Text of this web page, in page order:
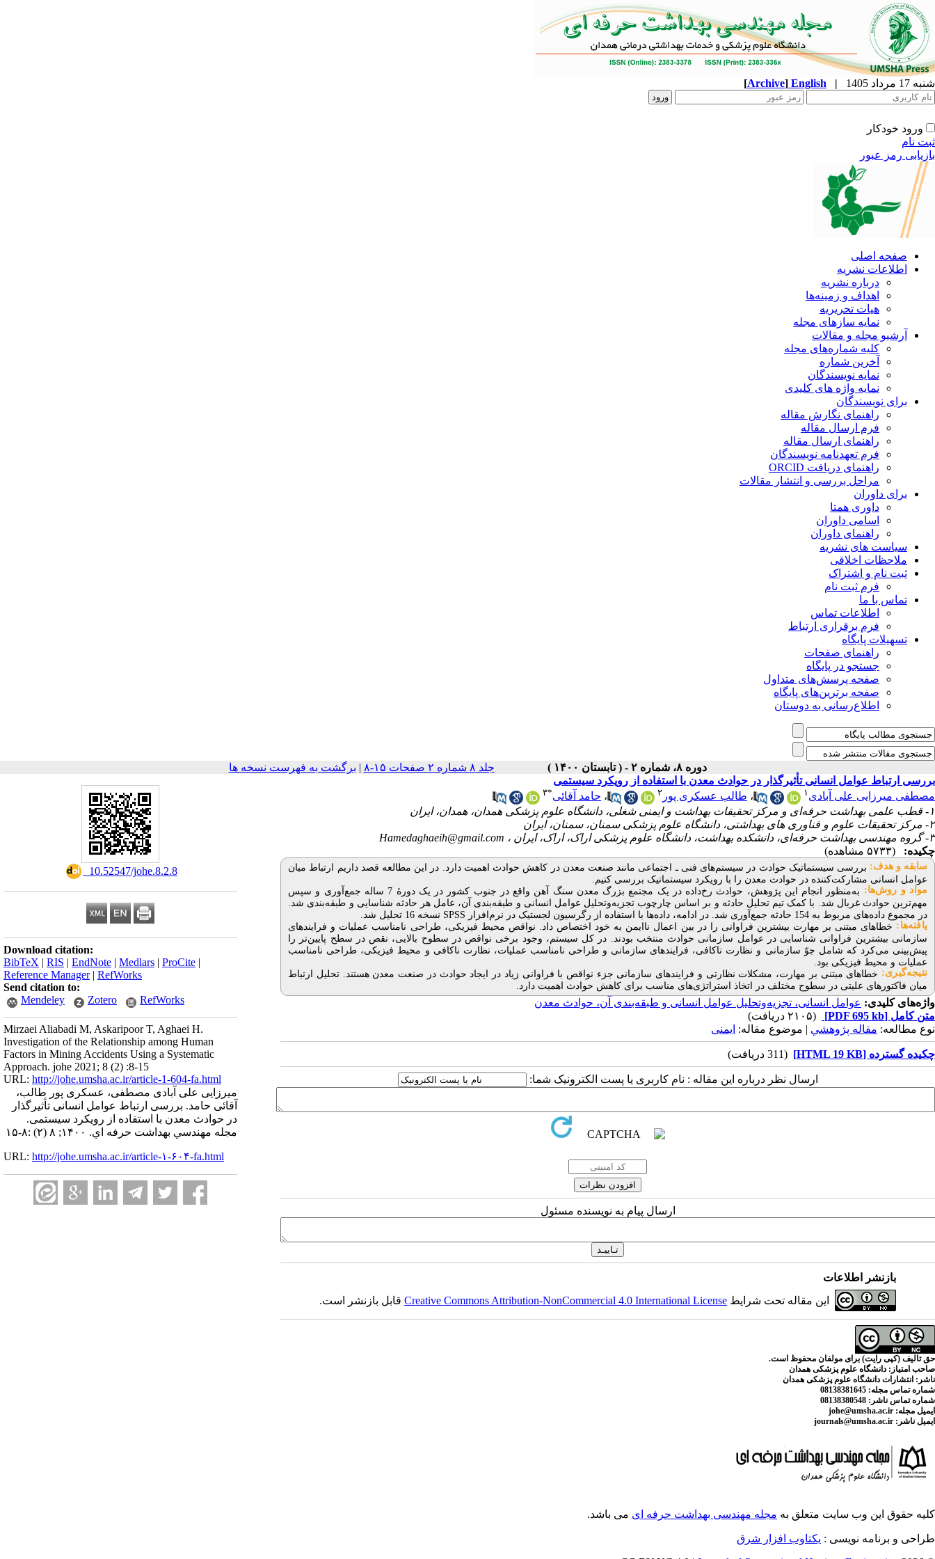
شنبه 17 مرداد 1405 |
English
[Archive]
ورود خودکار
ثبت نام
بازیابی رمز عبور
صفحه اصلی
اطلاعات نشریه
درباره نشریه
اهداف و زمینه‌ها
هیات تحریریه
نمایه سازهای مجله
آرشیو مجله و مقالات
کلیه شماره‌های مجله
آخرین شماره
نمایه نویسندگان
نمایه واژه های کلیدی
برای نویسندگان
راهنمای نگارش مقاله
فرم ارسال مقاله
راهنمای ارسال مقاله
فرم تعهدنامه نویسندگان
راهنمای دریافت ORCID
مراحل بررسی و انتشار مقالات
برای داوران
داوری همتا
اسامی داوران
راهنمای داوران
سیاست های نشریه
ملاحظات اخلاقی
ثبت نام و اشتراک
فرم ثبت نام
تماس با ما
اطلاعات تماس
فرم برقراری ارتباط
تسهیلات پایگاه
راهنمای صفحات
جستجو در پایگاه
صفحه پرسش‌های متداول
صفحه برترین‌های پایگاه
اطلاع‌رسانی به دوستان
دوره ۸، شماره ۲ - ( تابستان ۱۴۰۰ ) جلد ۸ شماره ۲ صفحات ۱۵-۸ | برگشت به فهرست نسخه ها
‎ 10.52547/johe.8.2.8
Download citation:
BibTeX | RIS | EndNote | Medlars | ProCite |
Reference Manager| RefWorks
Send citation to:
Mendeley
Zotero RefWorks
Mirzaei Aliabadi M, Askaripoor T, Aghaei H.
Investigation of the Relationship among Human
Factors in Mining Accidents Using a Systematic
Approach. johe 2021; 8 (2) :8-15
URL: http://johe.umsha.ac.ir/article-1-604-fa.html
میرزایی علی آبادی مصطفی، عسکری پور طالب،
آقائی حامد. بررسی ارتباط عوامل انسانی تأثیرگذار
در حوادث معدن با استفاده از رویکرد سیستمی.
مجله مهندسي بهداشت حرفه اي. ۱۴۰۰; ۸ (۲) :۸-۱۵
URL: http://johe.umsha.ac.ir/article-۱-۶۰۴-fa.html
بررسی ارتباط عوامل انسانی تأثیرگذار در حوادث معدن با استفاده از رویکرد سیستمی
مصطفی میرزایی علی آبادی ۱ ، طالب عسکری پور ۲ ، حامد آقائی*۳
۱- قطب علمی بهداشت حرفه‌ای و مرکز تحقیقات بهداشت و ایمنی شغلی، دانشگاه علوم پزشکی همدان، همدان، ایران
۲- مرکز تحقیقات علوم و فناوری های بهداشتی، دانشگاه علوم پزشکی سمنان، سمنان، ایران
۳- گروه مهندسی بهداشت حرفه‌ای، دانشکده بهداشت، دانشگاه علوم پزشکی اراک، اراک، ایران ،
Hamedaghaeih@gmail.com
چکیده:
(۵۷۳۳ مشاهده)
سابقه و هدف: بررسی سیستماتیک حوادث در سیستم‌های فنی ـ اجتماعی مانند صنعت معدن در کاهش حوادث اهمیت دارد. در این مطالعه قصد داریم ارتباط میان
عوامل انسانی مشارکت‌کننده در حوادث معدن را با رویکرد سیستماتیک بررسی کنیم.
مواد و روش‌‌ها:
به‌منظور انجام این پژوهش، حوادث رخ‌داده در یک مجتمع بزرگ معدن سنگ آهن واقع در جنوب کشور در یک دورۀ 7 ساله جمع‌آوری و سپس
مهم‌ترین حوادث غربال شد. با کمک تیم تحلیل حادثه و بر اساس چارچوب تجزیه‌وتحلیل عوامل انسانی و طبقه‌بندی آن، عامل هر حادثه شناسایی و طبقه‌بندی شد.
در مجموع داده‌های مربوط به 154 حادثه جمع‌آوری شد. در ادامه، داده‌ها با استفاده از رگرسیون لجستیک در نرم‌افزار
SPSS نسخه 16 تحلیل شد.
یافته‌ها: خطاهای مبتنی بر مهارت بیشترین فراوانی را در بین اعمال ناایمن به خود اختصاص داد. نواقص محیط فیزیکی، طراحی نامناسب عملیات و فرایندهای
سازمانی بیشترین فراوانی شناسایی در عوامل سازمانی حوادث منتخب بودند. در کل سیستم، وجود برخی نواقص در سطوح بالایی، نقص در سطح پایین‌تر را
پیش‌بینی می‌کرد که شامل جوّ سازمانی و نظارت ناکافی، فرایندهای سازمانی و طراحی نامناسب عملیات، نظارت ناکافی و محیط فیزیکی، طراحی نامناسب
عملیات و محیط فیزیکی بود.
نتیجه‌گیری: خطاهای مبتنی بر مهارت، مشکلات نظارتی و فرایندهای سازمانی جزء نواقص با فراوانی زیاد در ایجاد حوادث در صنعت معدن هستند. تحلیل ارتباط
میان فاکتورهای علیتی در سطوح مختلف در اتخاذ استراتژی‌های مناسب برای کاهش حوادث اهمیت دارد.
واژه‌های کلیدی: عوامل انسانی، تجزیه‌وتحلیل عوامل انسانی و طبقه‌بندی آن، حوادث معدن
متن کامل [PDF 695 kb]
(۲۱۰۵ دریافت)
نوع مطالعه: مقاله پژوهشي | موضوع مقاله: ایمنی
چکیده گسترده [HTML 19 KB] (311 دریافت)
ارسال نظر درباره این مقاله : نام کاربری یا پست الکترونیک شما:
ارسال پیام به نویسنده مسئول
بازنشر اطلاعات
این مقاله تحت شرایط Creative Commons Attribution-NonCommercial 4.0 International Licenseقابل بازنشر است.
حق تالیف (کپی رایت) برای مولفان محفوظ است.
صاحب امتیاز: دانشگاه علوم پزشکی همدان
ناشر: انتشارات دانشگاه علوم پزشکی همدان
شماره تماس مجله: 08138381645
شماره تماس ناشر:
ایمیل مجله:
ایمیل ناشر:
کلیه حقوق این وب سایت متعلق به مجله مهندسی بهداشت حرفه ای می باشد.
طراحی و برنامه نویسی : یکتاوب افزار شرق